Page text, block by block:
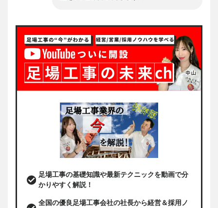
足場工事の基礎知識や最新テクニックを動画で分
かりやすく解説！
全国の優良足場工事会社の社長から経営＆採用ノ